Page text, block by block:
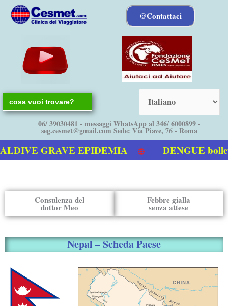
@Contattaci
Search
for:
06/ 39030481 - messaggi WhatsApp al 346/ 6000899 -
seg.cesmet@gmail.com Sede: Via Piave, 76 - Roma
GRAVE EPIDEMIA
DENGUE bollettino
Consulenza del
dottor Meo
Febbre gialla
senza attese
Nepal – Scheda Paese